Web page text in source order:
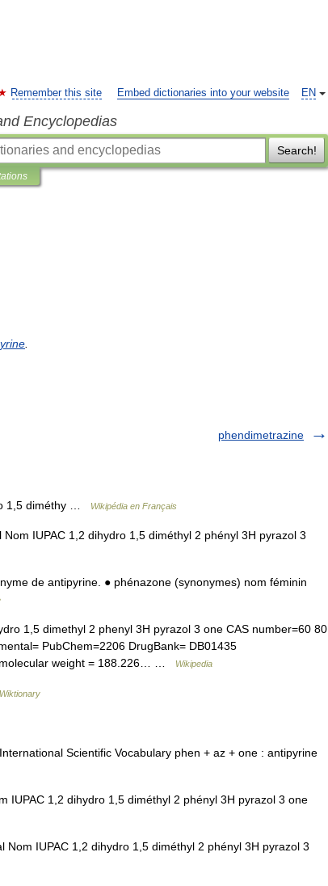
EN
Remember this site Embed dictionaries into your website
Encyclopedias
Search!
phendimetrazine
1,5 diméthy … Wikipédia en Français
IUPAC 1,2 dihydro 1,5 diméthyl 2 phényl 3H pyrazol 3
de antipyrine. ● phénazone (synonymes) nom féminin
1,5 dimethyl 2 phenyl 3H pyrazol 3 one CAS number=60 80
PubChem=2206 DrugBank= DB01435
molecular weight = 188.226… …
Wikipedia
Wiktionary
Scientific Vocabulary phen + az + one : antipyrine
IUPAC 1,2 dihydro 1,5 diméthyl 2 phényl 3H pyrazol 3 one
IUPAC 1,2 dihydro 1,5 diméthyl 2 phényl 3H pyrazol 3